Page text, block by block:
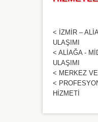
< İZMİR –
ULAŞIMI
< ALİAĞA -
ULAŞIMI
< MERKEZ
<
HİZMETİ